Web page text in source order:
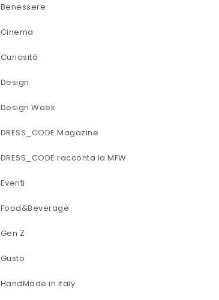
Benessere
Cinema
Curiosità
Design
Design Week
DRESS_CODE Magazine
DRESS_CODE racconta la MFW
Eventi
Food&Beverage
Gen Z
Gusto
HandMade in Italy